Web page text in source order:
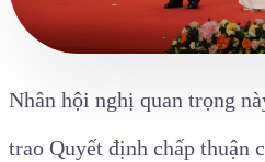
Nhân hội nghị quan trọng
trao Quyết định chấp thuận